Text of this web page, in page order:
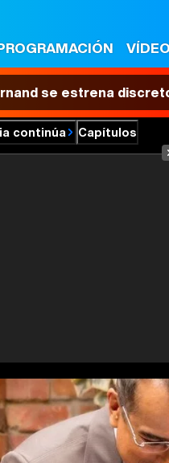
se estrena
continúa Capítulos